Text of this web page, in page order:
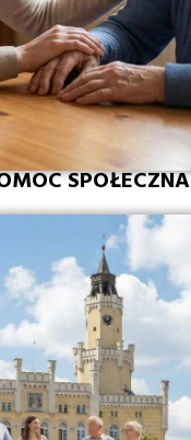
SPOŁECZNA